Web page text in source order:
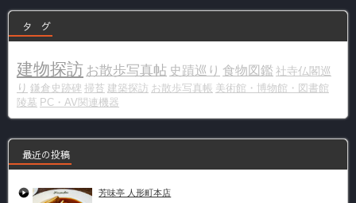
タ グ
建物探訪 お散歩写真帖 史蹟巡り 食物図鑑 社寺仏閣巡
り 鎌倉史跡碑 掃苔 建築探訪 お散歩写真帳 美術館・博物館・図書館
陵墓 PC・AV関連機器
最近の投稿
芳味亭 人形町本店